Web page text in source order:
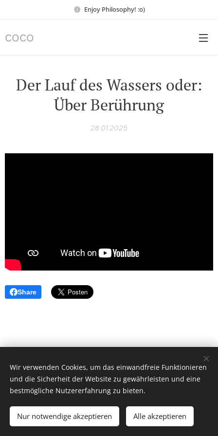
Enjoy Philosophy! :o)
COCO
Der Lauf des Wassers oder:
Über Berührung
28.01.2025
Share
© 2026 by Dr. Andrea Christoph-Gaugusch
All rights reserved.
Cookies
Wir verwenden Cookies, um das einwandfreie Funktionieren
und die Sicherheit der Website zu gewährleisten und eine
bestmögliche Nutzererfahrung zu bieten.
Nur notwendige akzeptieren Alle akzeptieren